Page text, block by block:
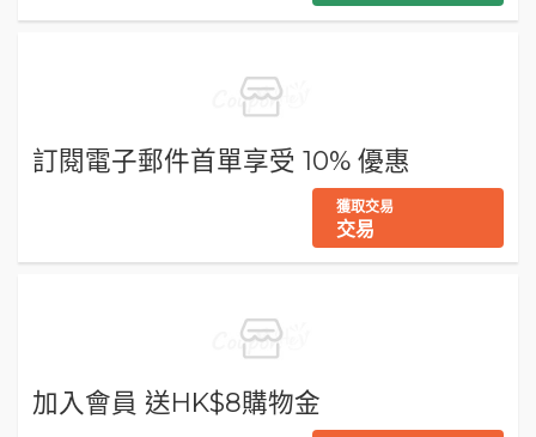
訂閱電子郵件首單享受 10% 優惠
獲取交易
交易
加入會員 送HK$8購物金